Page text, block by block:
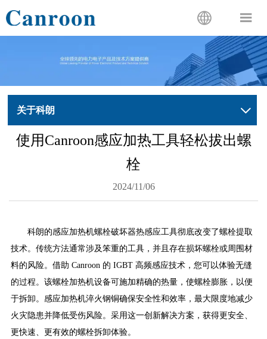
 
关于科朗 
使用Canroon感应加热工具轻松拔出螺
栓
2024/11/06
科朗的感应加热机螺栓破坏器热感应工具彻底改变了螺栓提取
技术。传统方法通常涉及笨重的工具，并且存在损坏螺栓或周围材
料的风险。借助 Canroon 的 IGBT 高频感应技术，您可以体验无缝
的过程。该螺栓加热机设备可施加精确的热量，使螺栓膨胀，以便
于拆卸。感应加热机淬火钢铜确保安全性和效率，最大限度地减少
火灾隐患并降低受伤风险。采用这一创新解决方案，获得更安全、
更快速、更有效的螺栓拆卸体验。